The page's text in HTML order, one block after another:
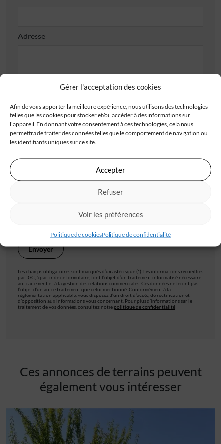
Gérer l'acceptation des cookies
Afin de vous apporter la meilleure expérience, nous utilisons des technologies
telles que les cookies pour stocker et/ou accéder à des informations sur
l'appareil. En donnant votre consentement à ces technologies, cela nous
permettra de traiter des données telles que le comportement de navigation ou
les identifiants uniques sur ce site.
Accepter
Refuser
Voir les préférences
Politique de cookiesPolitique de confidentialité
Adresse
Code postal*
Ville*
J'accepte de recevoir les offres d'IGC
confidentialité
Les champs obligatoires sont marqués d’un astérisque (*). Les informations recueillies
par IGC, à partir de ce formulaire, font l’objet d’un traitement informatisé nécessaire
au traitement et à la gestion des relations commerciales. Ces données ne feront pas
l’objet d’un autre traitement que celui mentionné. Conformément à la
règlementation applicable, vous disposez d’un droit d’accès, de rectification et
d’opposition aux informations vous concernant. Pour plus d’informations sur le
traitement de vos données, consultez notre politique de confidentialité
Ces annonces de terrains peuvent
également vous intéresser